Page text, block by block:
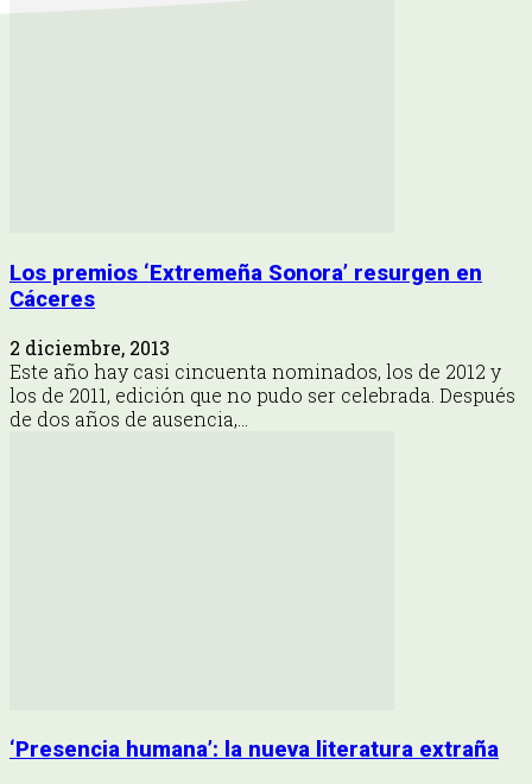
Los premios ‘Extremeña Sonora’ resurgen en
Cáceres
2 diciembre, 2013
Este año hay casi cincuenta nominados, los de 2012 y
los de 2011, edición que no pudo ser celebrada. Después
de dos años de ausencia,...
‘Presencia humana’: la nueva literatura extraña